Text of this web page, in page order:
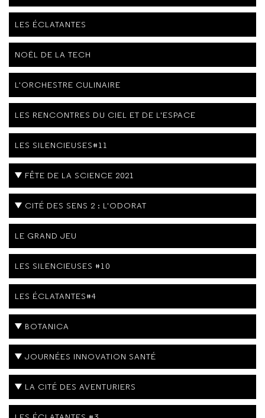
LES ÉCLATANTES
NOËL DE LA TECH
L'ORCHESTRE CULINAIRE
LES RENCONTRES DU CIEL ET DE L'ESPACE
LES SILENCIEUSES#11
FÊTE DE LA SCIENCE 2021
CITÉ DES SENS 2 : L'ODORAT
LE GRAND JEU
LES SILENCIEUSES #10
LES ÉCLATANTES#4
BOTANICA
JOURNÉES INNOVATION SANTÉ
LA CITÉ DES AVENTURIERS